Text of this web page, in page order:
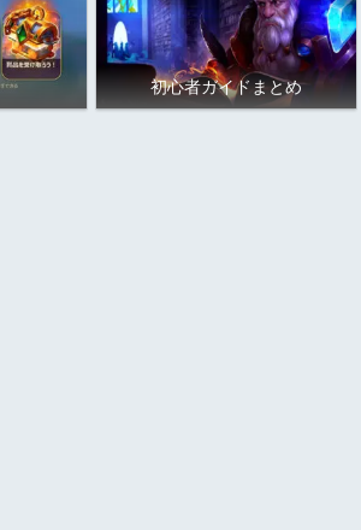
初心者ガイドまとめ